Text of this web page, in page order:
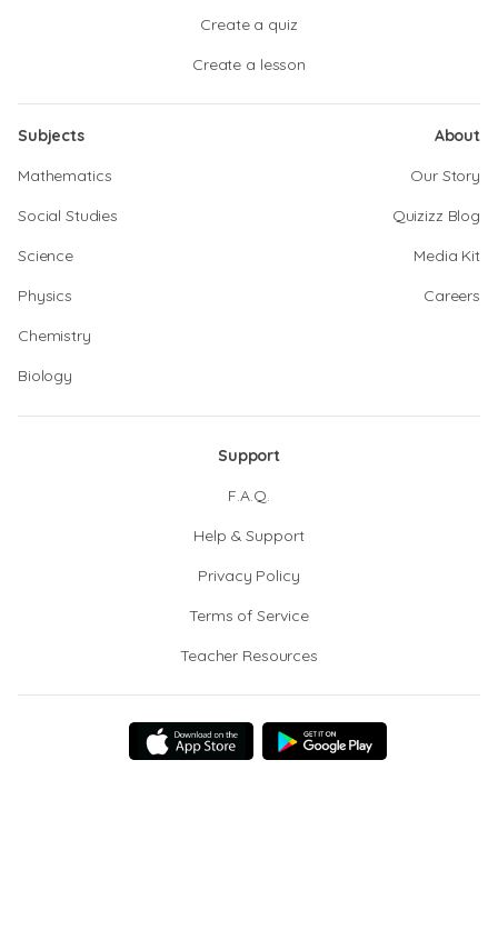
Create a quiz
Create a lesson
Subjects
Mathematics
Social Studies
Science
Physics
Chemistry
Biology
About
Our Story
Quizizz Blog
Media Kit
Careers
Support
F.A.Q.
Help & Support
Privacy Policy
Terms of Service
Teacher Resources